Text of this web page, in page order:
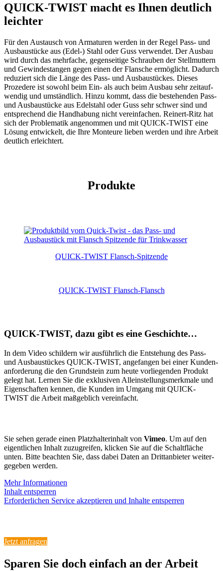
QUICK-TWIST macht es Ihnen deutlich
leichter
Für den Austausch von Armaturen werden in der Regel Pass- und
Ausbau­stücke aus (Edel-) Stahl oder Guss verwendet. Der Ausbau
wird durch das mehrfache, gegen­seitige Schrauben der Stell­muttern
und Gewin­de­stangen gegen einen der Flansche ermög­licht. Dadurch
reduziert sich die Länge des Pass- und Ausbau­stückes. Dieses
Prozedere ist sowohl beim Ein- als auch beim Ausbau sehr zeitauf­
wendig und umständlich. Hinzu kommt, dass die bestehenden Pass-
und Ausbau­stücke aus Edelstahl oder Guss sehr schwer sind und
entspre­chend die Handhabung nicht verein­fachen. Reinert-Ritz hat
sich der Proble­matik angenommen und mit QUICK-TWIST eine
Lösung entwi­ckelt, die Ihre Monteure lieben werden und ihre Arbeit
deutlich erleichtert.
Produkte
QUICK-TWIST Flansch-Spitzende
QUICK‑TWIST Flansch-Flansch
QUICK-TWIST, dazu gibt es eine Geschichte…
In dem Video schildern wir ausführlich die Entstehung des Pass-
und Ausbau­stückes QUICK-TWIST, angefangen bei einer Kunden­
an­for­derung die den Grund­stein zum heute vorlie­genden Produkt
gelegt hat. Lernen Sie die exklu­siven Allein­stel­lungs­merkmale und
Eigen­schaften kennen, die Kunden im Umgang mit QUICK-
TWIST die Arbeit maßgeblich vereinfacht.
Sie sehen gerade einen Platz­hal­ter­inhalt von Vimeo. Um auf den
eigent­lichen Inhalt zuzugreifen, klicken Sie auf die Schalt­fläche
unten. Bitte beachten Sie, dass dabei Daten an Dritt­an­bieter weiter­
ge­geben werden.
Mehr Infor­ma­tionen
Inhalt entsperren
Erfor­der­lichen Service akzep­tieren und Inhalte entsperren
Jetzt anfragen
Sparen Sie doch einfach an der Arbeit